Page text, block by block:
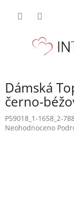
Dámská
černo-
P59018_1-1658_2-
Průměrné
Neohodnoceno